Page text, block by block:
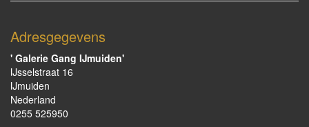
Adresgegevens
' Galerie Gang IJmuiden'
IJsselstraat 16
IJmuiden
Nederland
0255 525950